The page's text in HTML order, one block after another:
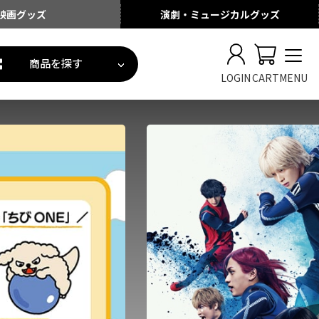
画グッズ 演劇・ミュージカルグッズ
商品を探す
LOGINCARTMENU